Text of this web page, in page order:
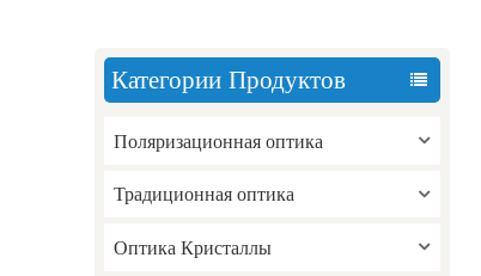
Категории Продуктов
Поляризационная оптика
Традиционная оптика
Оптика Кристаллы